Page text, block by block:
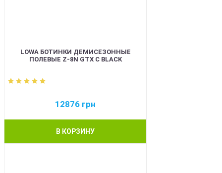
LOWA БОТИНКИ ДЕМИСЕЗОННЫЕ
ПОЛЕВЫЕ Z-8N GTX C BLACK
12876 грн
В КОРЗИНУ